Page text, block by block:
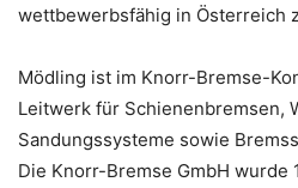
wettbewerbsfähig in Österreich
Mödling ist im Knorr-Bremse-
Leitwerk für Schienenbremsen,
Sandungssysteme sowie
Die Knorr-Bremse GmbH wurde